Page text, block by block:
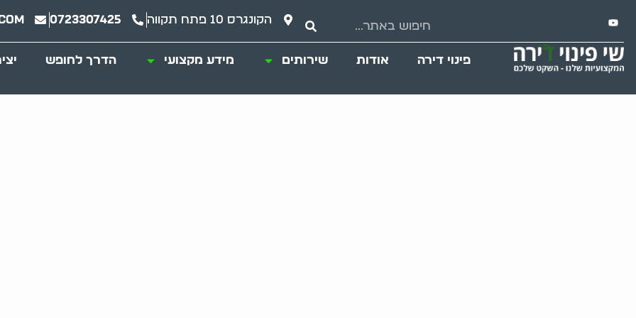
הקונגרס 10 פתח תקווה 0723307425
פינוי דירה אודות שירותים מידע מקצועי הדרך לחופש